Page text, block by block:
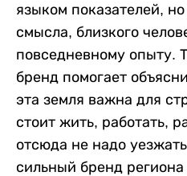
языком показателей,
смысла, близкого
повседневному опыту.
бренд помогает
эта земля важна для
стоит жить, работать,
отсюда не надо
сильный бренд